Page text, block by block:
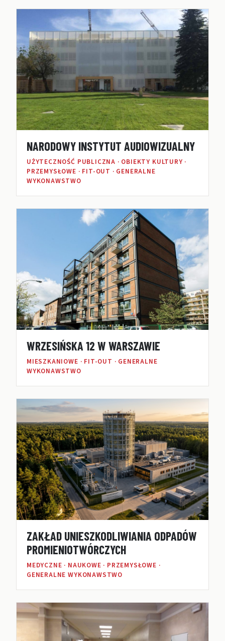
NARODOWY INSTYTUT AUDIOWIZUALNY
UŻYTECZNOŚĆ PUBLICZNA · OBIEKTY KULTURY ·
PRZEMYSŁOWE · FIT-OUT · GENERALNE
WYKONAWSTWO
WRZESIŃSKA 12 W WARSZAWIE
MIESZKANIOWE · FIT-OUT · GENERALNE
WYKONAWSTWO
ZAKŁAD UNIESZKODLIWIANIA ODPADÓW
PROMIENIOTWÓRCZYCH
MEDYCZNE · NAUKOWE · PRZEMYSŁOWE ·
GENERALNE WYKONAWSTWO